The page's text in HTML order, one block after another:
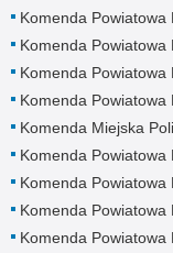
Komenda Powiatowa
Komenda Powiatowa
Komenda Powiatowa
Komenda Powiatowa
Komenda Miejska
Komenda Powiatowa
Komenda Powiatowa
Komenda Powiatowa
Komenda Powiatowa